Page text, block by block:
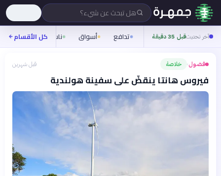
هل تبحث عن شيء؟
آخر تحديثقبل 35 دقيقة تدافع أسواق ناس روح
كل الأقسام
فضول› خلاصة قبل شهرين
فيروس هانتا ينقضّ على سفينة هولندية